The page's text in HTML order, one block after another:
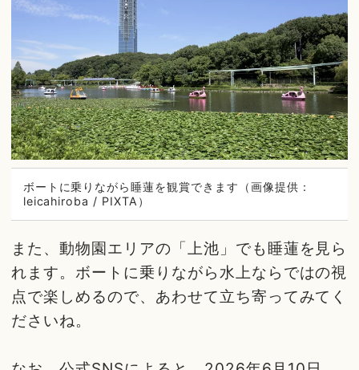
ボートに乗りながら睡蓮を観賞できます（画像提供：
leicahiroba / PIXTA）
また、動物園エリアの「上池」でも睡蓮を見ら
れます。ボートに乗りながら水上ならではの視
点で楽しめるので、あわせて立ち寄ってみてく
ださいね。